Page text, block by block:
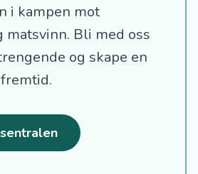
i kampen mot
matsvinn. Bli med oss
og skape en